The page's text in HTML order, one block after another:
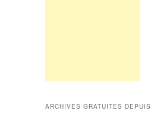
ARCHIVES GRATUITES DEPUIS